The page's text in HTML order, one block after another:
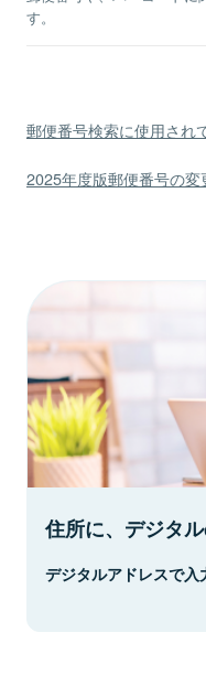
す。
郵便番号検索に使用され
2025年度版郵便番号の変
住所に、デジタル
デジタルアドレスで入